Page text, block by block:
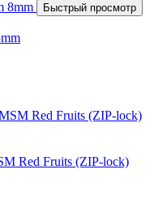
Быстрый просмотр
Red Fruits (ZIP-lock)